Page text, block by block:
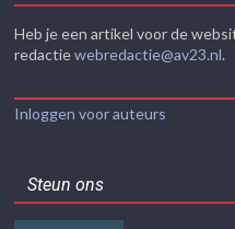
Heb je een artikel voor de
redactiewebredactie@av23.nl.
Inloggen voor auteurs
Steun ons